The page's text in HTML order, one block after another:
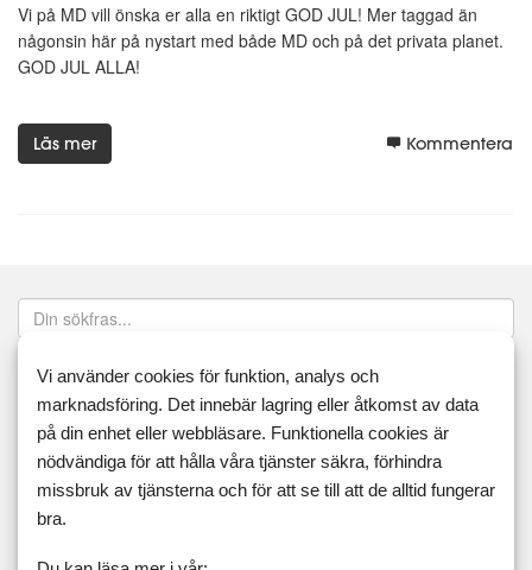
Vi på MD vill önska er alla en riktigt GOD JUL! Mer taggad än
någonsin här på nystart med både MD och på det privata planet.
GOD JUL ALLA!
Läs mer Kommentera
Sök
Taggar
16:8 5:2 actiway äggfasta appen
aprikos
Vi använder cookies för funktion, analys och
marknadsföring. Det innebär lagring eller åtkomst av data
på din enhet eller webbläsare. Funktionella cookies är
nödvändiga för att hålla våra tjänster säkra, förhindra
missbruk av tjänsterna och för att se till att de alltid fungerar
bra.